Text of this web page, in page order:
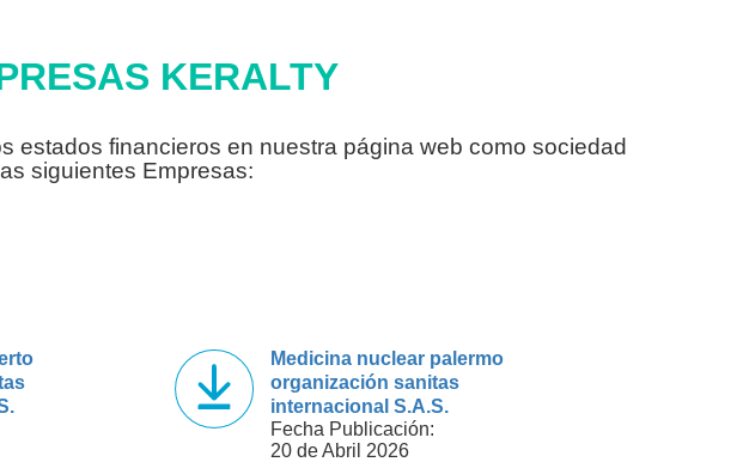
KERALTY
estados financieros en nuestra página web como sociedad
siguientes Empresas:
Medicina nuclear palermo
organización sanitas
internacional S.A.S.
Fecha Publicación:
20 de Abril 2026